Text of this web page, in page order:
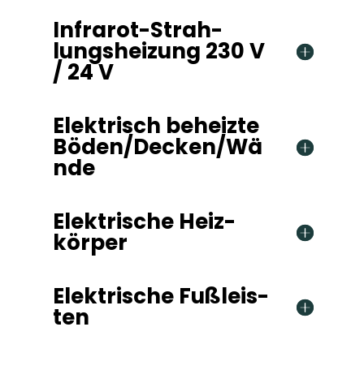
Infra­rot-Strah­
lungs­hei­zung 230 V
/ 24 V
Elek­trisch beheizte
Böden/Decken/Wä
nde
Elek­tri­sche Heiz­
kör­per
Elek­tri­sche Fuß­leis­
ten